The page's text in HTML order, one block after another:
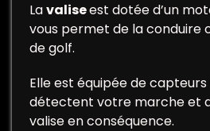
Lavaliseest dotée d’un
vous permet de la conduire
de golf.
Elle est équipée de
détectent votre marche et
valise en conséquence.